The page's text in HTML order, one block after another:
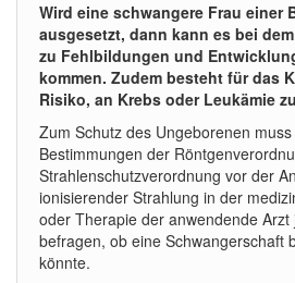
Wird eine schwangere Frau einer
ausgesetzt, dann kann es bei
zu Fehlbildungen und
kommen. Zudem besteht für das
Risiko, an Krebs oder Leukämie
Zum Schutz des Ungeborenen
Bestimmungen der
Strahlenschutzverordnung vor der
ionisierender Strahlung in der
oder Therapie der anwendende
befragen, ob eine Schwangerschaft
könnte.